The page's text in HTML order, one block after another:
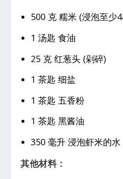
500 克 糯米 (浸泡至少
1 汤匙 食油
25 克 红葱头 (剁碎)
1 茶匙 细盐
1 茶匙 五香粉
1 茶匙 黑酱油
350 毫升 浸泡虾米的水
其他材料：